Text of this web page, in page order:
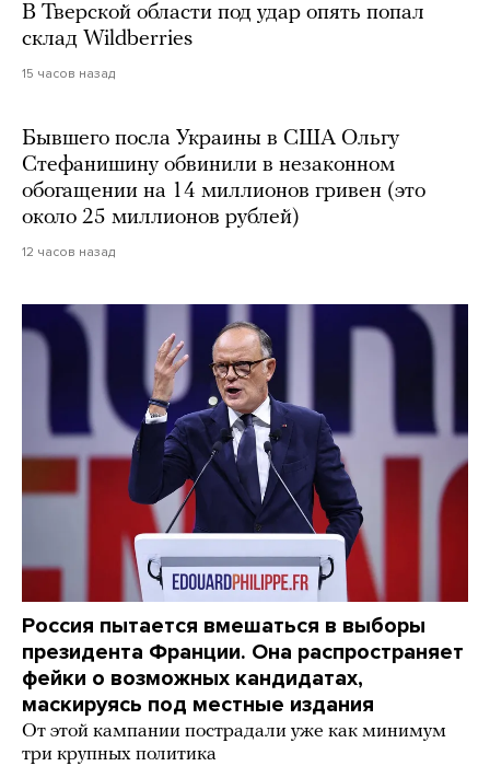
В Тверской области под удар опять попал
склад Wildberries
15 часов назад
Бывшего посла Украины в США Ольгу
Стефанишину обвинили в незаконном
обогащении на 14 миллионов гривен (это
около 25 миллионов рублей)
12 часов назад
Россия пытается вмешаться в выборы
президента Франции. Она распространяет
фейки о возможных кандидатах,
маскируясь под местные издания
От этой кампании пострадали уже как минимум
три крупных политика